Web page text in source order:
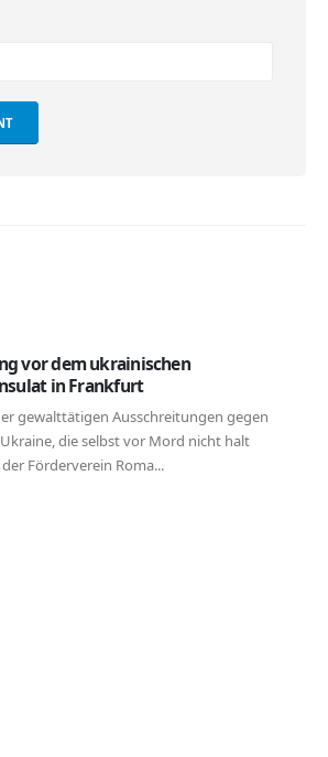
vor dem ukrainischen
in Frankfurt
gewalttätigen Ausschreitungen gegen
die selbst vor Mord nicht halt
Förderverein Roma...